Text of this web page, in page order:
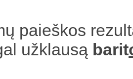
paieškos
užklausą barit